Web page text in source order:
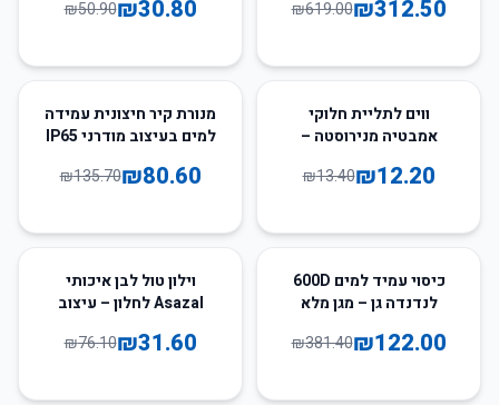
₪312.50
₪619.00
₪30.80
₪50.90
ווים לתליית חלוקי
אמבטיה מנירוסטה –
למים
₪12.20
₪13.40
41%מנורת קיר חיצונית עמידה
למים בעיצוב מודרני IP65
₪80.60
₪135.70
68
כיסוי עמיד למים 600D
לנדנדה גן – מגן מלא
₪122.00
₪381.40
וילון טול לבן איכותי
Asazal לחלון – עיצוב
₪31.60
₪76.10